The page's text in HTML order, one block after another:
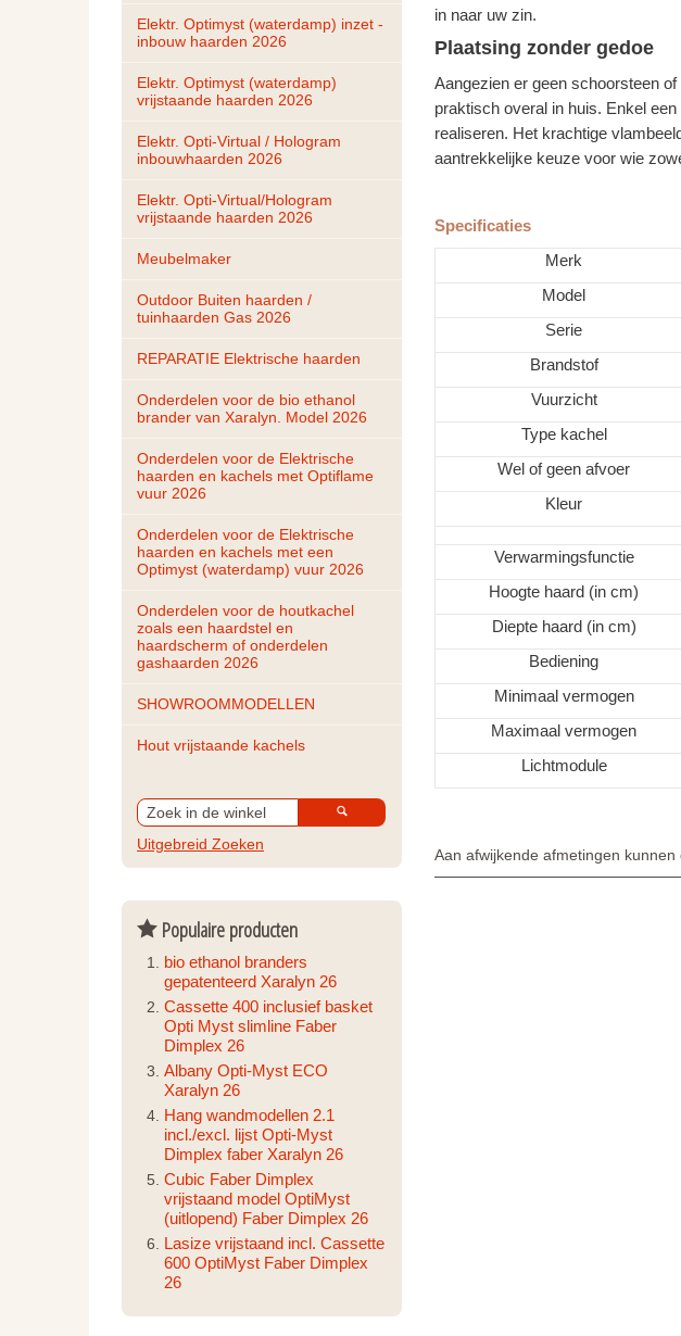
Elektr. Optimyst (waterdamp) inzet -
inbouw haarden 2026
Elektr. Optimyst (waterdamp)
vrijstaande haarden 2026
Elektr. Opti-Virtual / Hologram
inbouwhaarden 2026
Elektr. Opti-Virtual/Hologram
vrijstaande haarden 2026
Meubelmaker
Outdoor Buiten haarden /
tuinhaarden Gas 2026
REPARATIE Elektrische haarden
Onderdelen voor de bio ethanol
brander van Xaralyn. Model 2026
Onderdelen voor de Elektrische
haarden en kachels met Optiflame
vuur 2026
Onderdelen voor de Elektrische
haarden en kachels met een
Optimyst (waterdamp) vuur 2026
Onderdelen voor de houtkachel
zoals een haardstel en
haardscherm of onderdelen
gashaarden 2026
SHOWROOMMODELLEN
Hout vrijstaande kachels
Uitgebreid Zoeken
Populaire producten
bio ethanol branders
gepatenteerd Xaralyn 26
Cassette 400 inclusief basket
Opti Myst slimline Faber
Dimplex 26
Albany Opti-Myst ECO
Xaralyn 26
Hang wandmodellen 2.1
incl./excl. lijst Opti-Myst
Dimplex faber Xaralyn 26
Cubic Faber Dimplex
vrijstaand model OptiMyst
(uitlopend) Faber Dimplex 26
Lasize vrijstaand incl. Cassette
600 OptiMyst Faber Dimplex
26
in naar uw zin.
Plaatsing zonder gedoe
Aangezien er geen schoorsteen
praktisch overal in huis. Enkel
realiseren. Het krachtige
aantrekkelijke keuze voor wie
Specificaties
Merk
Model
Serie
Brandstof
Vuurzicht
Type kachel
Wel of geen afvoer
Kleur
Verwarmingsfunctie
Hoogte haard (in cm)
Diepte haard (in cm)
Bediening
Minimaal vermogen
Maximaal vermogen
Lichtmodule
Aan afwijkende afmetingen